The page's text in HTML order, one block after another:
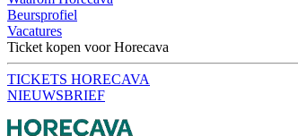
Beursprofiel
Vacatures
Ticket kopen voor Horecava
TICKETS HORECAVA
NIEUWSBRIEF